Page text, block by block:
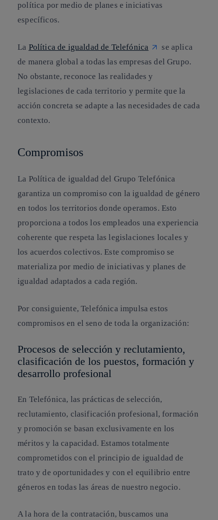
política por medio de planes e iniciativas
específicos.
La Política de igualdad de Telefónica
se aplica
de manera global a todas las empresas del Grupo.
No obstante, reconoce las realidades y
legislaciones de cada territorio y permite que la
acción concreta se adapte a las necesidades de cada
contexto.
Compromisos
La Política de igualdad del Grupo Telefónica
garantiza un compromiso con la igualdad de género
en todos los territorios donde operamos. Esto
proporciona a todos los empleados una experiencia
coherente que respeta las legislaciones locales y
los acuerdos colectivos. Este compromiso se
materializa por medio de iniciativas y planes de
igualdad adaptados a cada región.
Por consiguiente, Telefónica impulsa estos
compromisos en el seno de toda la organización:
Procesos de selección y reclutamiento,
clasificación de los puestos, formación y
desarrollo profesional
En Telefónica, las prácticas de selección,
reclutamiento, clasificación profesional, formación
y promoción se basan exclusivamente en los
méritos y la capacidad. Estamos totalmente
comprometidos con el principio de igualdad de
trato y de oportunidades y con el equilibrio entre
géneros en todas las áreas de nuestro negocio.
A la hora de la contratación, buscamos una